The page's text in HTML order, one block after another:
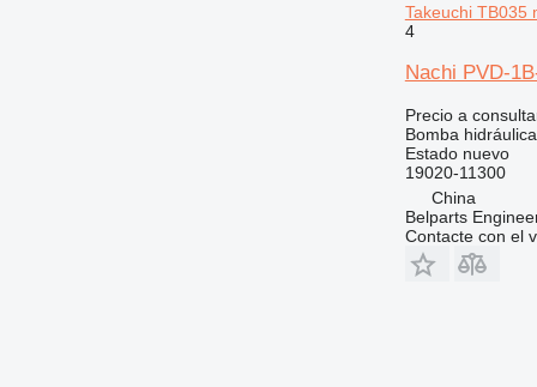
Takeuchi TB035
4
Nachi PVD-
Precio a
Bomba hidráulica
Estadonuevo
19020-11300
China
Belparts
Contacte con el